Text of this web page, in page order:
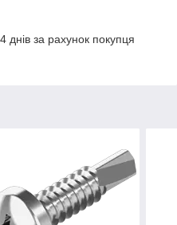
за рахунок покупця